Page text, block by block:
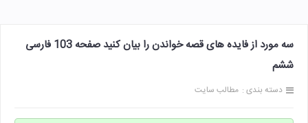
سه مورد از فایده های قصه خواندن را بیان کنید صفحه 103 فارسی
ششم
دسته بندی : مطالب سایت